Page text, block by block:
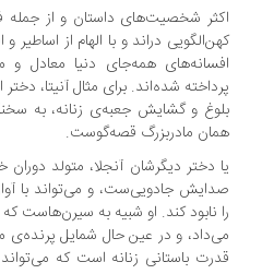
شخصیت‌های داستان و از جمله
دراند و با الهام از اساطیر و
همه‌جای دنیا معادل‌ و
شده‌اند. برای مثال آنیتا، دختر اول، در
و گشایش جعبه‌ی زنانه، به سخنگوی
مادربزرگ قصه‌گوست.
دختر دیگرشان آنجلا، متولد دوران
جادویی‌ست، و می‌تواند با آواز خود
نابود کند. او شبیه به سیرن‌هاست که
و در عین حال شمایل پرنده‌ی مقدس
باستانی زنانه است که می‌تواند جهان